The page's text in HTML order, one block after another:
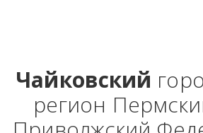
Чайковский
регион